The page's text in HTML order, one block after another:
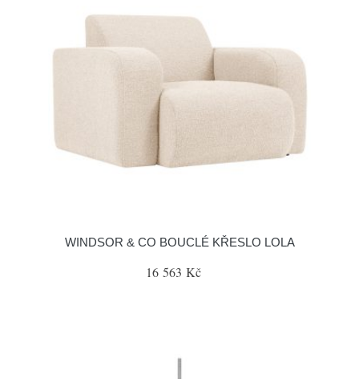
WINDSOR & CO BOUCLÉ KŘESLO LOLA
16 563 Kč